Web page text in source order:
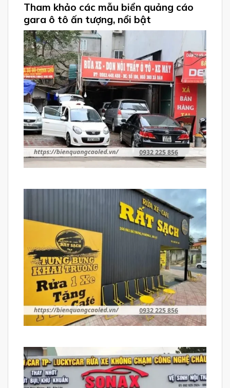
Tham khảo các mẫu biển quảng cáo
gara ô tô ấn tượng, nổi bật